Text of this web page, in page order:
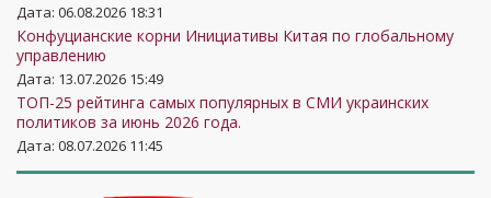
Дата: 06.08.2026 18:31
Конфуцианские корни Инициативы Китая по глобальному
управлению
Дата: 13.07.2026 15:49
ТОП-25 рейтинга самых популярных в СМИ украинских
политиков за июнь 2026 года.
Дата: 08.07.2026 11:45